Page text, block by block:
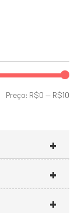
Preço: R$0 — R$10
+
+
+